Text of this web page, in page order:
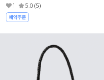
1
5.0 (5)